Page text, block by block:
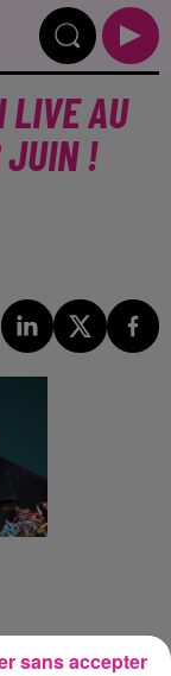
LIVE AU
JUIN !
sans accepter